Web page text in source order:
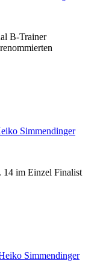
B-Trainer
Simmendinger
14 im Einzel Finalist
Simmendinger